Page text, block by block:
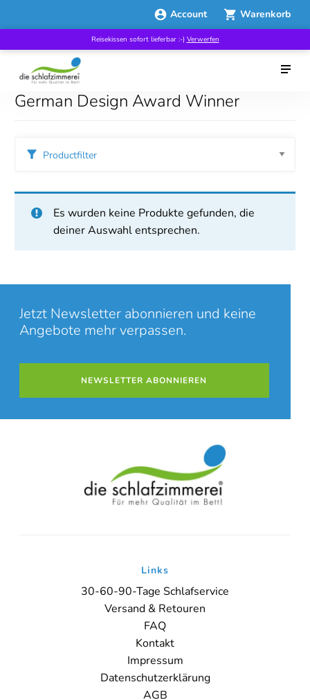
Account Warenkorb
Reisekissen sofort lieferbar :-) Verwerfen
German Design Award Winner
Productfilter
Es wurden keine Produkte gefunden, die
deiner Auswahl entsprechen.
Jetzt Newsletter abonnieren und keine
Angebote mehr verpassen.
NEWSLETTER ABONNIEREN
Links
30-60-90-Tage Schlafservice
Versand & Retouren
FAQ
Kontakt
Impressum
Datenschutzerklärung
AGB